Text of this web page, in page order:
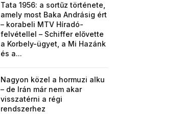
Tata 1956: a sortűz története,
amely most Baka Andrásig ért
– korabeli MTV Híradó-
felvétellel – Schiffer elővette
a Korbely-ügyet, a Mi Hazánk
és a...
Nagyon közel a hormuzi alku
– de Irán már nem akar
visszatérni a régi
rendszerhez